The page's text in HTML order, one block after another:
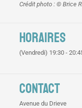
Crédit photo : © Brice
HORAIRES
(Vendredi) 19:30 -
CONTACT
Avenue du Drieve